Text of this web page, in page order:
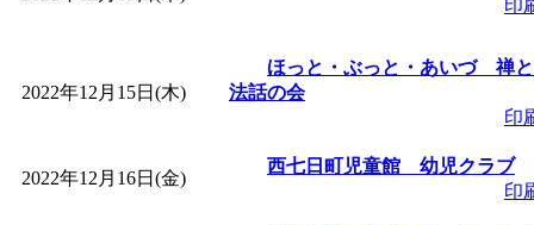
す」 受付期間：～
みなづる号乗車体
de 健康づくり」
」
印
2022年12月15日(木)
ほっと・ぶっと・あいづ 禅と
法話の会
印
2022年12月16日(金)
西七日町児童館 幼児クラブ
印